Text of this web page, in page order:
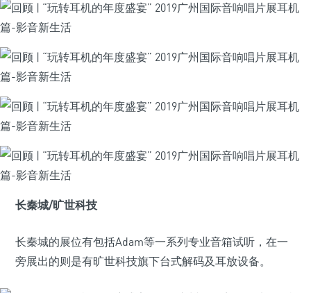
长秦城/旷世科技
长秦城的展位有包括Adam等一系列专业音箱试听，在一
旁展出的则是有旷世科技旗下台式解码及耳放设备。